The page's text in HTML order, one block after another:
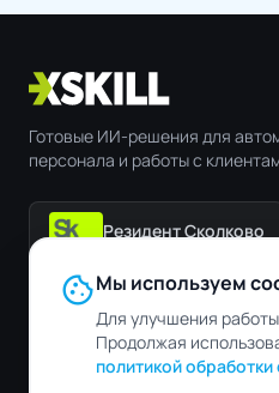
Готовые ИИ-решения для
персонала и работы с
Резидент Сколково
Контакты
help@xskill.com
cookieМы используем
Для улучшения
Продолжая
политикой